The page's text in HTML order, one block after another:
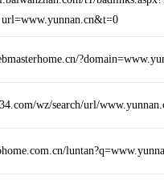
url=www.yunnan.cn&t=0
wz/search/url/